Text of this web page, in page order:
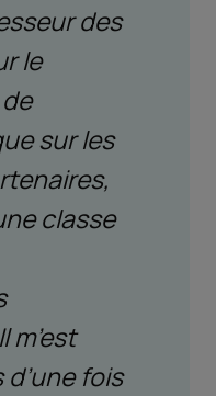
des
le
sur les
classe
m’est
fois